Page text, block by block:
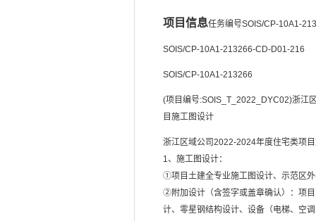
项目信息任务编号SOIS/CP-10A1-
SOIS/CP-10A1-213266-CD-D01-216
SOIS/CP-10A1-213266
(项目编号:SOIS_T_2022_DYC02)浙江
目施工图设计
浙江区域公司2022-2024年度住宅类项
1、施工图设计：
①项目土建全专业施工图设计、示范区
②附加设计（含签字或盖章确认）：项
计、零星钢结构设计、设备（电梯、空